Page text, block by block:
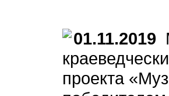
01.11.2019
проекта